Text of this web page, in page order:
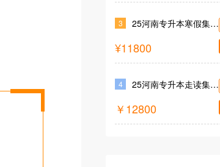
3 25河南专升本寒假集训营
¥11800
4 25河南专升本走读集训营
￥12800